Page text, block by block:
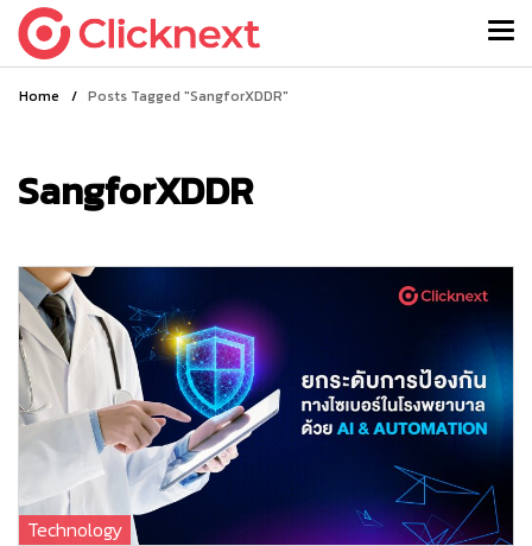
Home / Posts Tagged "SangforXDDR"
SangforXDDR
Technology